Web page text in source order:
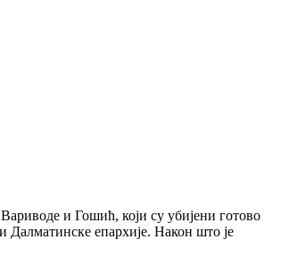
и Гошић, који су убијени готово
Далматинске епархије. Након што је